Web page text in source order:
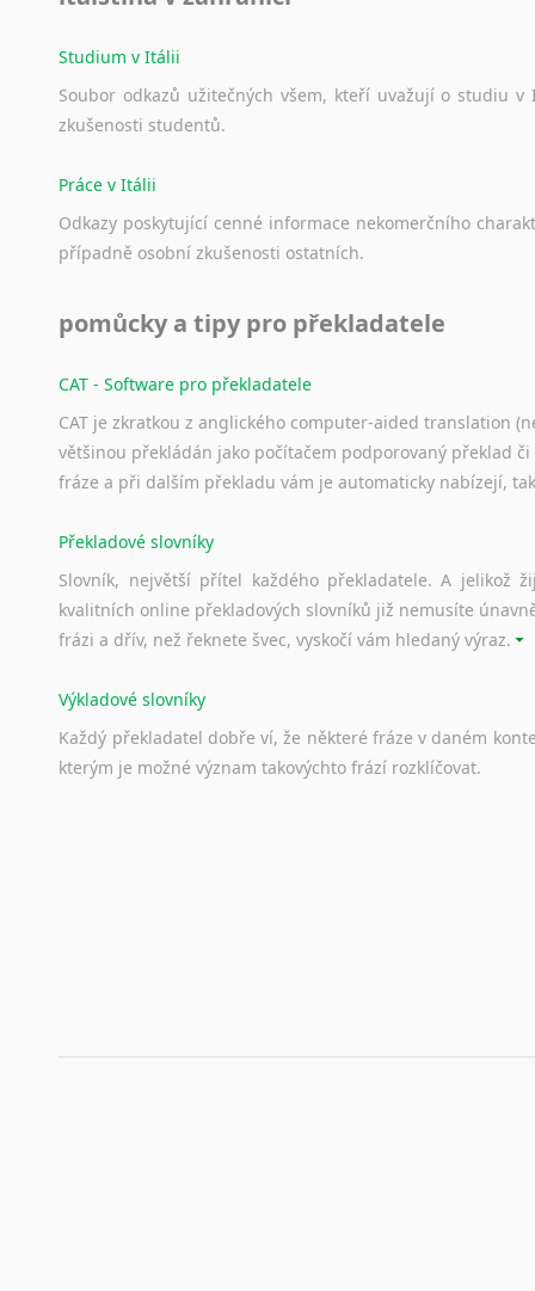
Studium v Itálii
Soubor odkazů užitečných všem, kteří uvažují o studiu v
zkušenosti studentů.
Práce v Itálii
Odkazy poskytující cenné informace nekomerčního
případně osobní zkušenosti ostatních.
pomůcky a tipy pro překladatele
CAT - Software pro překladatele
CAT je zkratkou z anglického computer-aided translation
většinou překládán jako počítačem podporovaný překlad
fráze a při dalším překladu vám je automaticky nabízejí,
Překladové slovníky
Slovník, největší přítel každého překladatele. A jelikož
kvalitních online překladových slovníků již nemusíte
frázi a dřív, než řeknete švec, vyskočí vám hledaný výraz.
Výkladové slovníky
Každý překladatel dobře ví, že některé fráze v daném
kterým je možné význam takovýchto frází rozklíčovat.